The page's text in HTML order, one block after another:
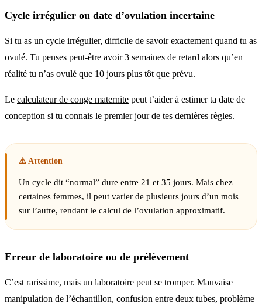
Cycle irrégulier ou date d’ovulation incertaine
Si tu as un cycle irrégulier, difficile de savoir exactement quand tu as
ovulé. Tu penses peut-être avoir 3 semaines de retard alors qu’en
réalité tu n’as ovulé que 10 jours plus tôt que prévu.
Le calculateur de conge maternite peut t’aider à estimer ta date de
conception si tu connais le premier jour de tes dernières règles.
Un cycle dit “normal” dure entre 21 et 35 jours. Mais chez
certaines femmes, il peut varier de plusieurs jours d’un mois
sur l’autre, rendant le calcul de l’ovulation approximatif.
Erreur de laboratoire ou de prélèvement
C’est rarissime, mais un laboratoire peut se tromper. Mauvaise
manipulation de l’échantillon, confusion entre deux tubes, problème